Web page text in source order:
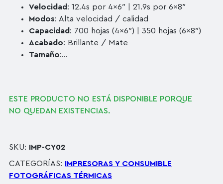
Velocidad : 12.4s por 4×6″ | 21.9s por 6×8″
Modos: Alta velocidad / calidad
Capacidad : 700 hojas (4×6″) | 350 hojas (6×8″)
Acabado: Brillante / Mate
Tamaño:…
ESTE PRODUCTO NO ESTÁ DISPONIBLE PORQUE
NO QUEDAN EXISTENCIAS.
SKU: IMP-CY02
CATEGORÍAS: IMPRESORAS Y CONSUMIBLE
FOTOGRÁFICAS TÉRMICAS